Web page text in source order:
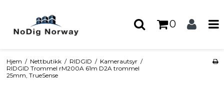
0
Hjem / Nettbutikk / RIDGID / Kamerautsyr /
RIDGID Trommel rM200A 61m D2A trommel
25mm, TrueSense